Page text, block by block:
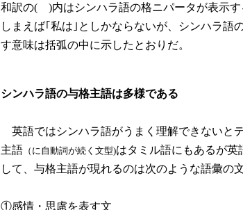
和訳の( )内はシンハラ語の格ニパータが表示
しまえば｢私は｣としかならないが、シンハラ語
す意味は括弧の中に示したとおりだ。
シンハラ語の与格主語は多様である
英語ではシンハラ語がうまく理解できないと
主語 （に自動詞が続く文型)はタミル語にもあるが英
して、与格主語が現れるのは次のような語彙の
①感情・思慮を表す文